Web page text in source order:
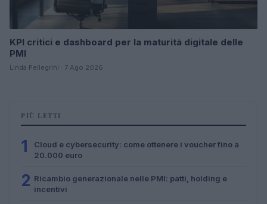
KPI critici e dashboard per la maturità digitale delle
PMI
Linda Pellegrini · 7 Ago 2026
PIÙ LETTI
1
Cloud e cybersecurity: come ottenere i voucher fino a
20.000 euro
2 Ricambio generazionale nelle PMI: patti, holding e
incentivi